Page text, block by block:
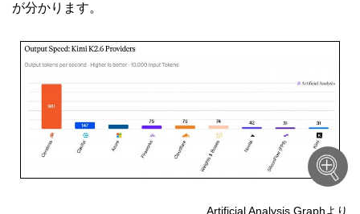
が分かります。
Artificial Analysis Graphより